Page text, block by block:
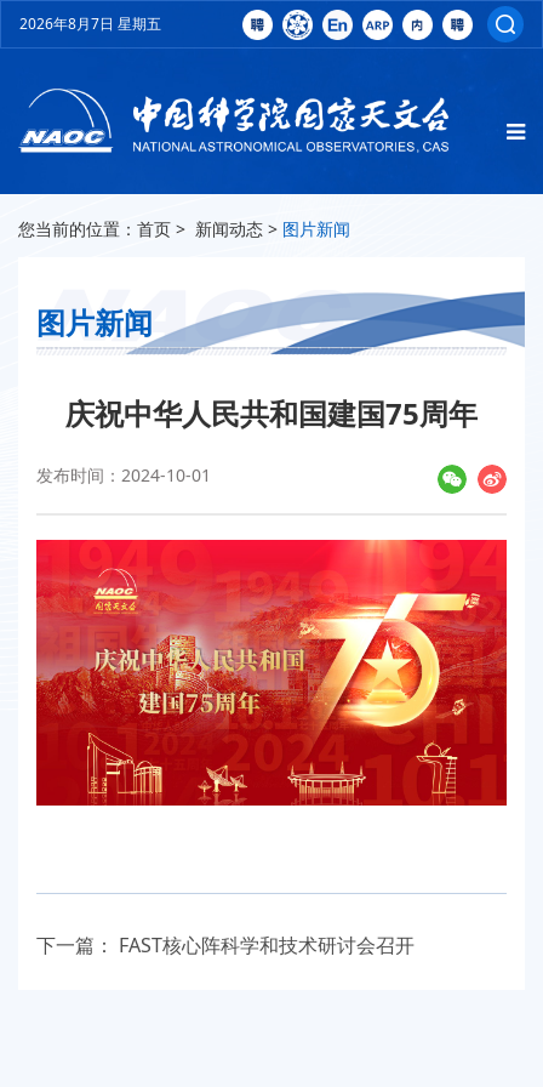
2026年8月7日 星期五
您当前的位置： 首页 > 新闻动态 > 图片新闻
图片新闻
庆祝中华人民共和国建国75周年
发布时间：2024-10-01
下一篇： FAST核心阵科学和技术研讨会召开